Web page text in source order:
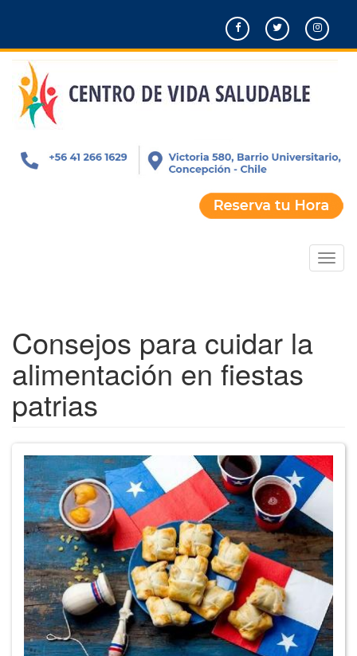
principal
Consejos para cuidar la
alimentación en fiestas
patrias